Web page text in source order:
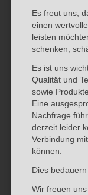
Es freut uns,
einen
leisten
schenken,
Es ist uns
Qualität und
sowie
Eine
Nachfrage
derzeit leider
Verbindung
können.
Dies
Wir freuen